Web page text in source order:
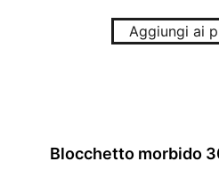
Aggiungi ai
Blocchetto morbido